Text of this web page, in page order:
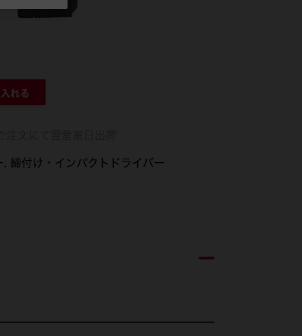
れる
締付け・インパクトドライバー